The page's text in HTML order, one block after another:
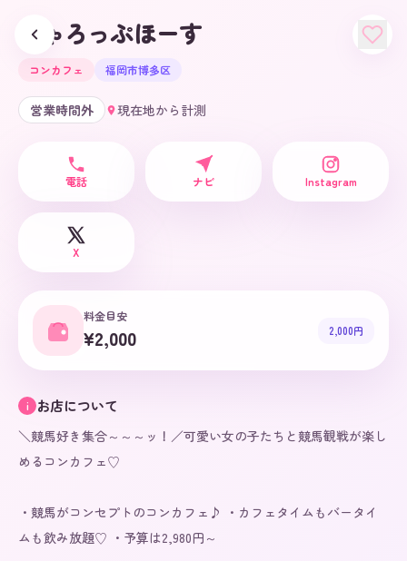
ぎゃろっぷほーす
コンカフェ 福岡市博多区
営業時間外 現在地から計測
電話 ナビ Instagram
X
料金目安
¥2,000 2,000円
i お店について
＼競馬好き集合～～～ッ！／可愛い女の子たちと競馬観戦が楽し
めるコンカフェ♡
・競馬がコンセプトのコンカフェ♪ ・カフェタイムもバータイ
ムも飲み放題♡ ・予算は2,980円～